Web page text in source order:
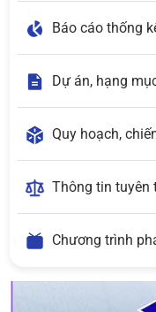
Báo cáo thống
Dự án, hạng
Quy hoạch,
Thông tin tuyên
Chương trình